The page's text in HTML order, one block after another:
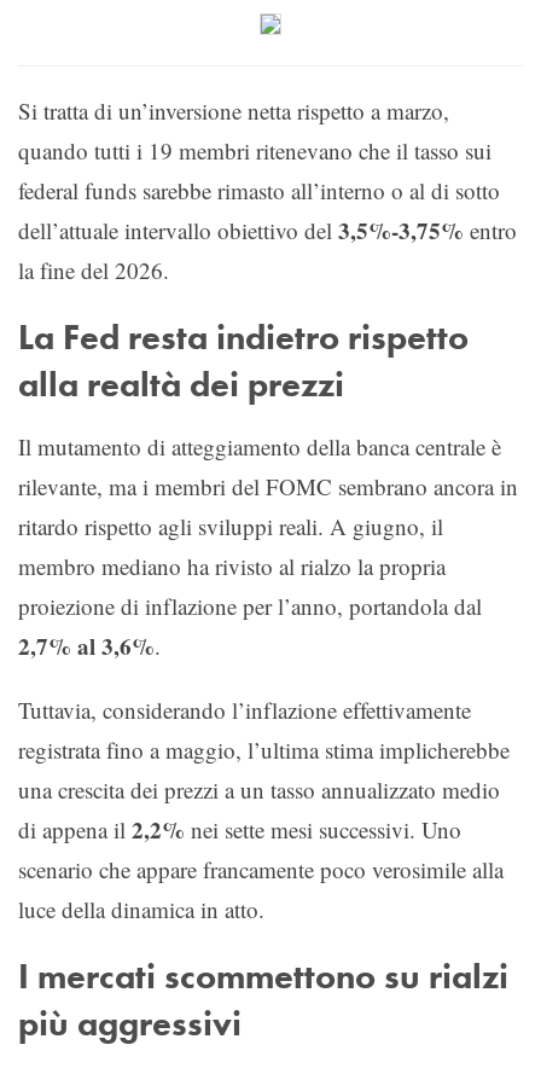
Si tratta di un’inversione netta rispetto a marzo,
quando tutti i 19 membri ritenevano che il tasso sui
federal funds sarebbe rimasto all’interno o al di sotto
dell’attuale intervallo obiettivo del 3,5%-3,75% entro
la fine del 2026.
La Fed resta indietro rispetto
alla realtà dei prezzi
Il mutamento di atteggiamento della banca centrale è
rilevante, ma i membri del FOMC sembrano ancora in
ritardo rispetto agli sviluppi reali. A giugno, il
membro mediano ha rivisto al rialzo la propria
proiezione di inflazione per l’anno, portandola dal
2,7% al 3,6%.
Tuttavia, considerando l’inflazione effettivamente
registrata fino a maggio, l’ultima stima implicherebbe
una crescita dei prezzi a un tasso annualizzato medio
di appena il 2,2% nei sette mesi successivi. Uno
scenario che appare francamente poco verosimile alla
luce della dinamica in atto.
I mercati scommettono su rialzi
più aggressivi